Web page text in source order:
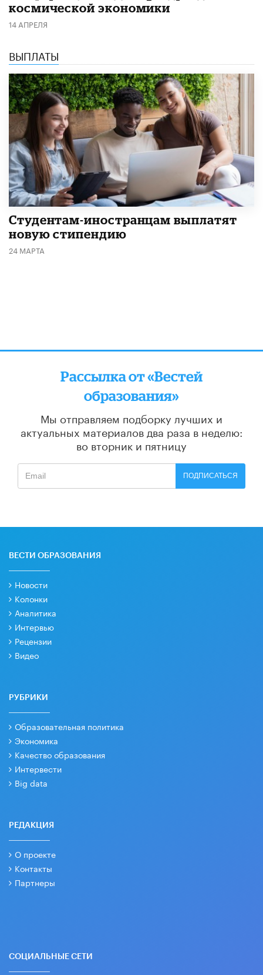
космической экономики
14 АПРЕЛЯ
ВЫПЛАТЫ
Студентам-иностранцам выплатят
новую стипендию
24 МАРТА
Рассылка от «Вестей
образования»
Мы отправляем подборку лучших и
актуальных материалов два раза в неделю:
во вторник и пятницу
ПОДПИСАТЬСЯ
ВЕСТИ ОБРАЗОВАНИЯ
Новости
Колонки
Аналитика
Интервью
Рецензии
Видео
РУБРИКИ
Образовательная политика
Экономика
Качество образования
Интервести
Big data
РЕДАКЦИЯ
О проекте
Контакты
Партнеры
СОЦИАЛЬНЫЕ СЕТИ